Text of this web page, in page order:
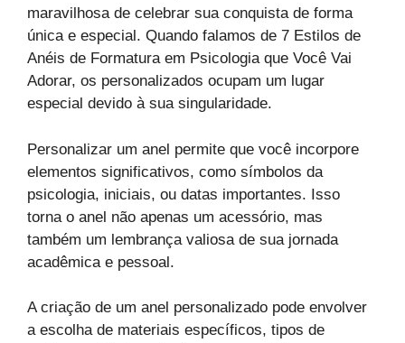
maravilhosa de celebrar sua conquista de forma
única e especial. Quando falamos de 7 Estilos de
Anéis de Formatura em Psicologia que Você Vai
Adorar, os personalizados ocupam um lugar
especial devido à sua singularidade.
Personalizar um anel permite que você incorpore
elementos significativos, como símbolos da
psicologia, iniciais, ou datas importantes. Isso
torna o anel não apenas um acessório, mas
também um lembrança valiosa de sua jornada
acadêmica e pessoal.
A criação de um anel personalizado pode envolver
a escolha de materiais específicos, tipos de